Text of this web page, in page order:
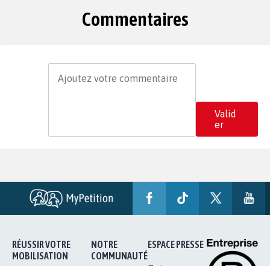
Commentaires
Valid
er
RÉUSSIR VOTRE
MOBILISATION
NOTRE
COMMUNAUTÉ
ESPACE PRESSE